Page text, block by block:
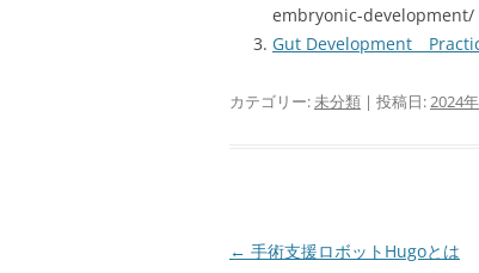
embryonic-development/
Gut Development
カテゴリー:未分類 | 投稿日:2024
投
← 手術支援ロボットHugoとは